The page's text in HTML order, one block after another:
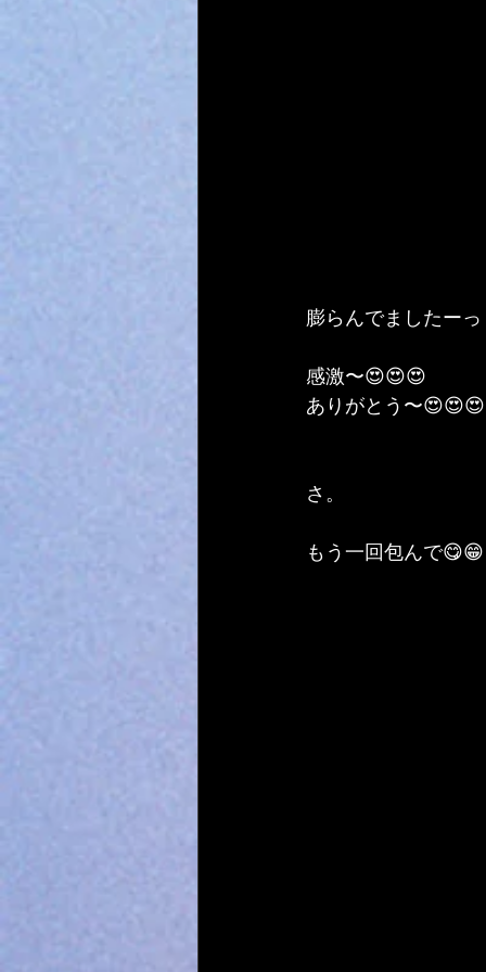
膨らんでましたーっ
感激〜😍😍😍
ありがとう〜😍😍😍
さ。
もう一回包んで😋😁